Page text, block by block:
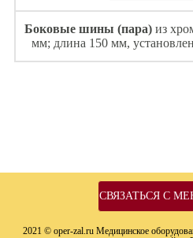
Боковые шины (пара)из
мм; длина 150 мм,
СВЯЗАТЬСЯ С
2021 © oper-zal.ru Медицинское